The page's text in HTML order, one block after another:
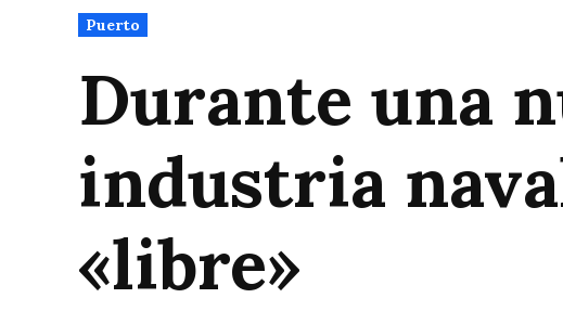
Publicado
en
Puerto
Durante una
industria
«libre»